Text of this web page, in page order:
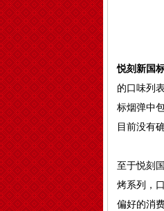
悦刻新国
的口味列
标烟弹中
目前没有
至于悦刻
烤系列，
偏好的消